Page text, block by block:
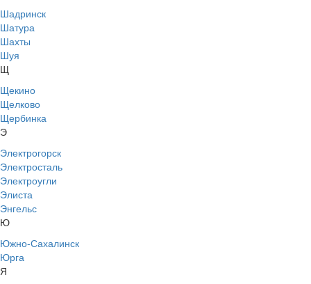
Шадринск
Шатура
Шахты
Шуя
Щ
Щекино
Щелково
Щербинка
Э
Электрогорск
Электросталь
Электроугли
Элиста
Энгельс
Ю
Южно-Сахалинск
Юрга
Я